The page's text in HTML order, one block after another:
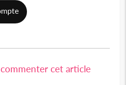
cet article